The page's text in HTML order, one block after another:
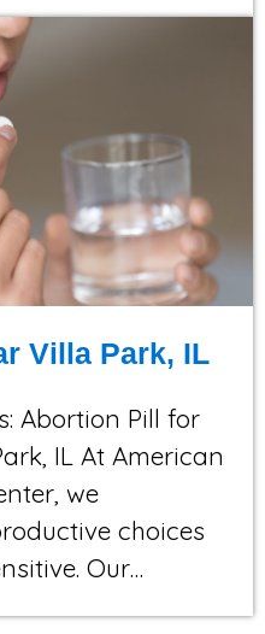
Villa Park, IL
Abortion Pill for
IL At American
we
choices
Our…